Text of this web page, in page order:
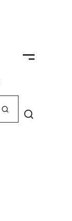
Zoeken
Zoek tonen
MENU